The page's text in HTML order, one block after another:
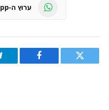
ערוץ ה-WhatsApp של גיימפרו
טוויטר פייסבוק